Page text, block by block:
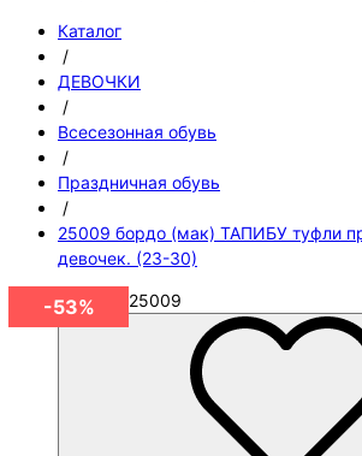
Каталог
/
ДЕВОЧКИ
/
Всесезонная обувь
/
Праздничная обувь
/
25009 бордо (мак) ТАПИБУ туфли
девочек. (23-30)
Артикул 25009
-53%